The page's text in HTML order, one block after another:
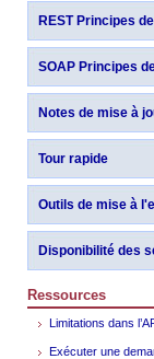
REST Principes
SOAP Principes
Notes de mise à
Tour rapide
Outils de mise à
Disponibilité des
Ressources
Limitations dans
Exécuter une